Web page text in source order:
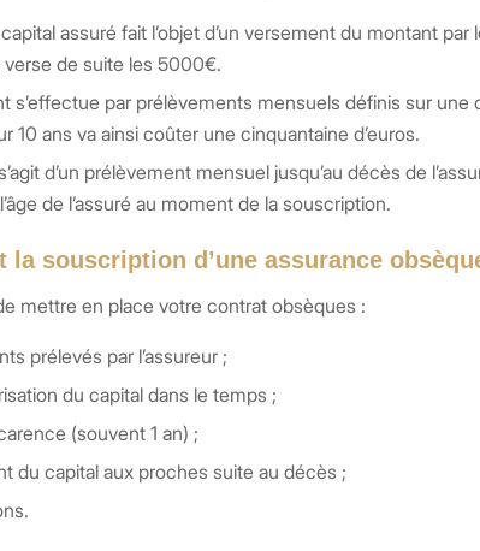
assuré fait l’objet d’un versement du montant
de suite les 5000€.
s’effectue par prélèvements mensuels définis sur une
ans va ainsi coûter une cinquantaine d’euros.
d’un prélèvement mensuel jusqu’au décès de
de l’assuré au moment de la souscription.
souscription d’une assurance
mettre en place votre contrat obsèques :
prélevés par l’assureur ;
du capital dans le temps ;
(souvent 1 an) ;
du capital aux proches suite au décès ;